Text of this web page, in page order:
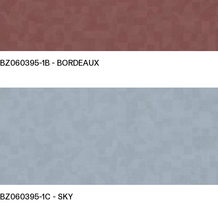
BZ060395-1B - BORDEAUX
BZ060395-1C - SKY